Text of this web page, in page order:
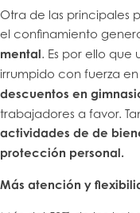
Otra de las principales
el confinamiento
mental. Es por ello que
irrumpido con fuerza
descuentos en
trabajadores a favor.
actividades de de
protección personal.
Más atención y